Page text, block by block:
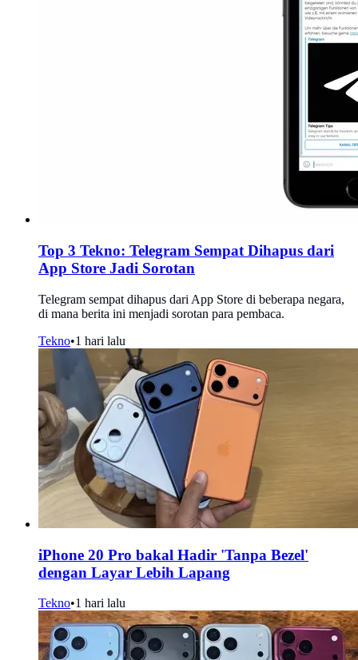
Top 3 Tekno: Telegram Sempat Dihapus dari
App Store Jadi Sorotan
Telegram sempat dihapus dari App Store di beberapa negara,
di mana berita ini menjadi sorotan para pembaca.
Tekno•1 hari lalu
iPhone 20 Pro bakal Hadir 'Tanpa Bezel'
dengan Layar Lebih Lapang
Tekno•1 hari lalu